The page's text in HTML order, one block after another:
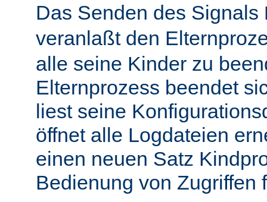
Das Senden des Signals
veranlaßt den
alle seine Kinder zu
Elternprozess beendet
liest seine
öffnet alle Logdateien
einen neuen Satz
Bedienung von Zugriffen